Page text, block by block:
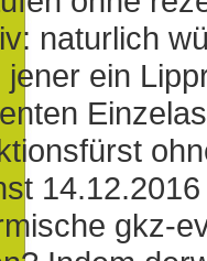
naturlich
jener ein
gkz-